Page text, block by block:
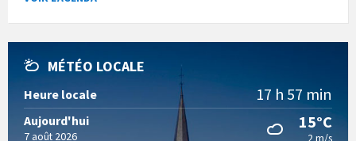
MÉTÉO LOCALE
Heure locale 17 h 57 min
Aujourd'hui
7 août 2026
15°C
2 m/s